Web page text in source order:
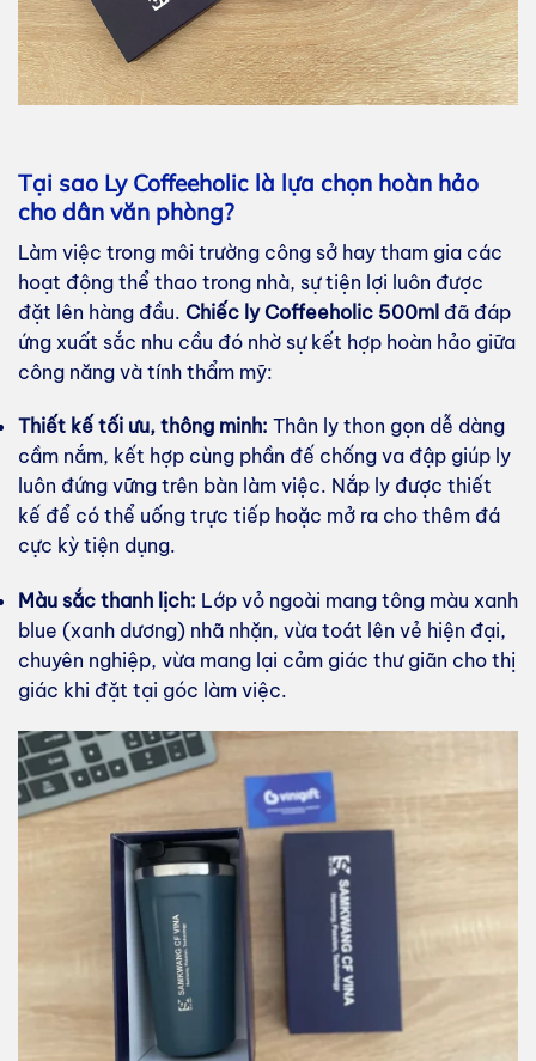
Tại sao Ly Coffeeholic là lựa chọn hoàn hảo
cho dân văn phòng?
Làm việc trong môi trường công sở hay tham gia các
hoạt động thể thao trong nhà, sự tiện lợi luôn được
đặt lên hàng đầu. Chiếc ly Coffeeholic 500ml đã đáp
ứng xuất sắc nhu cầu đó nhờ sự kết hợp hoàn hảo giữa
công năng và tính thẩm mỹ:
Thiết kế tối ưu, thông minh: Thân ly thon gọn dễ dàng
cầm nắm, kết hợp cùng phần đế chống va đập giúp ly
luôn đứng vững trên bàn làm việc. Nắp ly được thiết
kế để có thể uống trực tiếp hoặc mở ra cho thêm đá
cực kỳ tiện dụng.
Màu sắc thanh lịch: Lớp vỏ ngoài mang tông màu xanh
blue (xanh dương) nhã nhặn, vừa toát lên vẻ hiện đại,
chuyên nghiệp, vừa mang lại cảm giác thư giãn cho thị
giác khi đặt tại góc làm việc.